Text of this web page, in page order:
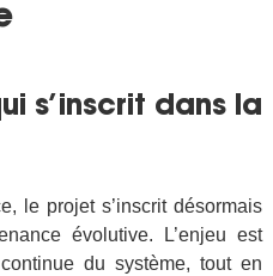
s’inscrit dans la
le projet s’inscrit désormais
évolutive. L’enjeu est
du système, tout en